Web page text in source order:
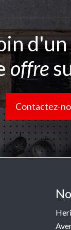
d'un
offre
Contactez-